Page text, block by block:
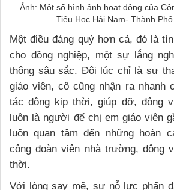
Ảnh: Một số hình ảnh hoạt động của
Tiểu Học Hải Nam- Thành
Một điều đáng quý hơn cả, đó là
cho đồng nghiệp, một sự lắng
thông sâu sắc. Đôi lúc chỉ là sự
giáo viên, cô cũng nhận ra nhanh
tác động kịp thời, giúp đỡ, động
luôn là người để chị em giáo viên
luôn quan tâm đến những hoàn
công đoàn viên nhà trường, động
thời.
Với lòng say mê, sự nỗ lực phấn